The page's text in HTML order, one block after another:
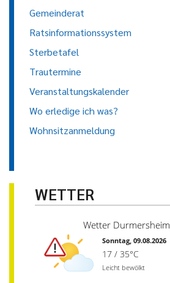
Gemeinderat
Ratsinformationssystem
Sterbetafel
Trautermine
Veranstaltungskalender
Wo erledige ich was?
Wohnsitzanmeldung
WETTER
Wetter Durmersheim
Sonntag, 09.08.2026
17 / 35°C
Leicht bewölkt